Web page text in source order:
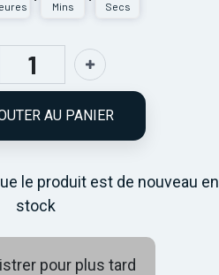
Mins Secs
AU PANIER
le produit est de nouveau en
stock
pour plus tard